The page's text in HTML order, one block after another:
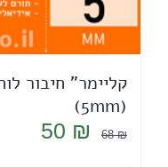
(5mm)
68₪
המחיר
50 ₪